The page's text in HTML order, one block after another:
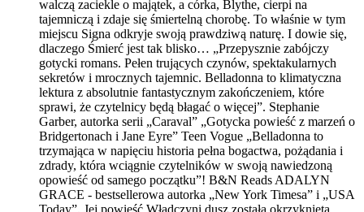
walczą zaciekle o majątek, a córka, Blythe, cierpi na
tajemniczą i zdaje się śmiertelną chorobę. To właśnie w tym
miejscu Signa odkryje swoją prawdziwą naturę. I dowie się,
dlaczego Śmierć jest tak blisko… „Przepysznie zabójczy
gotycki romans. Pełen trujących czynów, spektakularnych
sekretów i mrocznych tajemnic. Belladonna to klimatyczna
lektura z absolutnie fantastycznym zakończeniem, które
sprawi, że czytelnicy będą błagać o więcej”. Stephanie
Garber, autorka serii „Caraval” „Gotycka powieść z marzeń o
Bridgertonach i Jane Eyre” Teen Vogue „Belladonna to
trzymająca w napięciu historia pełna bogactwa, pożądania i
zdrady, która wciągnie czytelników w swoją nawiedzoną
opowieść od samego początku”! B&N Reads ADALYN
GRACE - bestsellerowa autorka „New York Timesa” i „USA
Today”. Jej powieść Władczyni dusz została okrzyknięta